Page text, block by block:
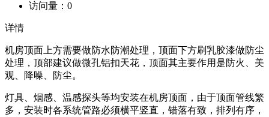
访问量： 0
详情
机房顶面上方需要做防水防潮处理，顶面下方刷乳胶漆做防尘
处理，顶部建议做微孔铝扣天花，顶面其主要作用是防火、美
观、降噪、防尘。
灯具、烟感、温感探头等均安装在机房顶面，由于顶面管线繁
多，安装时各系统管路必须横平竖直，错落有致，排列有序，